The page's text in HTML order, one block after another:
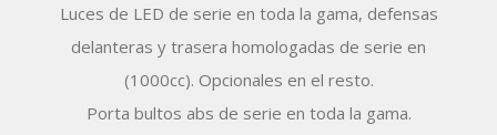
Luces de LED de serie en toda la gama, defensas
delanteras y trasera homologadas de serie en
(1000cc). Opcionales en el resto.
Porta bultos abs de serie en toda la gama.